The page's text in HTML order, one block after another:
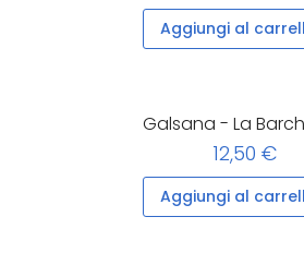
Aggiungi al
Galsana - La
12,50 €
Aggiungi al